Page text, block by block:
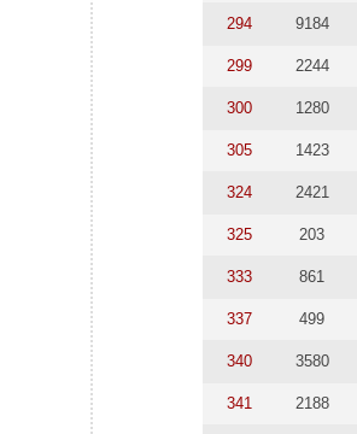
294 9184
299 2244
300 1280
305 1423
324 2421
325 203
333 861
337 499
340 3580
341 2188